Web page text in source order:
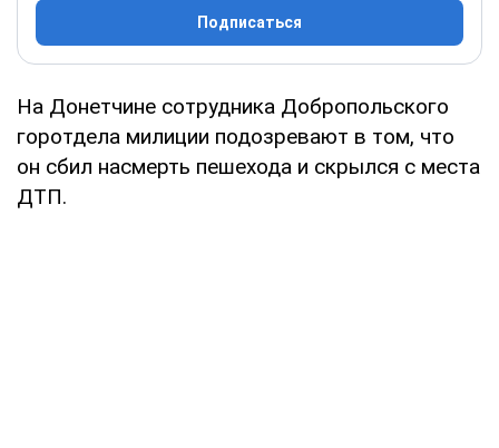
Подписаться
На Донетчине сотрудника Добропольского
горотдела милиции подозревают в том, что
он сбил насмерть пешехода и скрылся с места
ДТП.